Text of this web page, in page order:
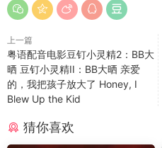
上一篇
粤语配音电影豆钉小灵精2：BB大
晒 豆钉小灵精II：BB大晒 亲爱
的，我把孩子放大了 Honey, I
Blew Up the Kid
猜你喜欢